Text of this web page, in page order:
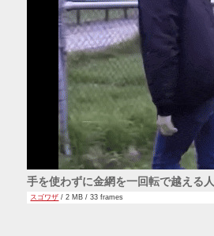
手を使わずに金網を一回転で越える人
スゴワザ / 2 MB / 33 frames